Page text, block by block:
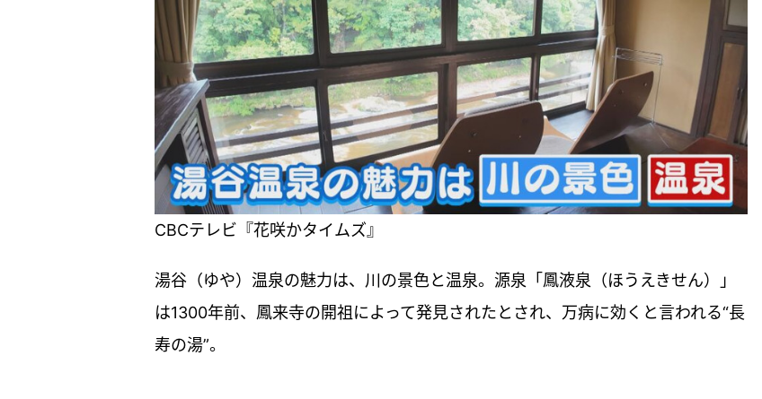
CBCテレビ『花咲かタイムズ』
湯谷（ゆや）温泉の魅力は、川の景色と温泉。源泉「鳳液泉（ほうえきせん）」
は1300年前、鳳来寺の開祖によって発見されたとされ、万病に効くと言われる“長
寿の湯”。